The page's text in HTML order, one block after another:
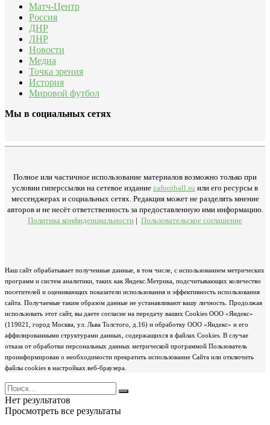
Матч-Центр
Россия
ДНР
ЛНР
Новости
Медиа
Точка зрения
История
Мировой футбол
Мы в социальных сетях
Полное или частичное использование материалов возможно только при
условии гиперссылки на сетевое издание zafootball.su или его ресурсы в
мессенджерах и социальных сетях. Редакция может не разделять мнение
авторов и не несёт ответственность за предоставленную ими информацию.
Политика конфиденциальности | Пользовательское соглашение
Наш сайт обрабатывает полученные данные, в том числе, с использованием метрических
программ и систем аналитики, таких как Яндекс.Метрика, подсчитывающих количество
посетителей и оценивающих показатели использования и эффективность использования
сайта. Получаемые таким образом данные не устанавливают вашу личность. Продолжая
использовать этот сайт, вы даете согласие на передачу ваших Cookies ООО «Яндекс»
(119021, город Москва, ул. Льва Толстого, д.16) и обработку ООО «Яндекс» и его
аффилированными структурами данных, содержащихся в файлах Cookies. В случае
отказа от обработки персональных данных метрической программой Пользователь
проинформирован о необходимости прекратить использование Сайта или отключить
файлы cookies в настройках веб-браузера.
Нет результатов
Просмотреть все результаты